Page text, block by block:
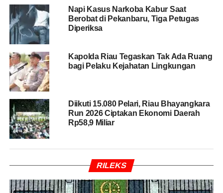
BACA JUGA
Dukung Efisiensi Energi Nasional,
Polda Riau Terapkan Skema Kerja Fleksibel Tanpa
Ganggu Layanan Publik
Adapun kelas yang dipertandingkan pada Dragbike
Policing Sessions VIII meliputi:
1. Bebek 2 Tak 120 cc
2. Bebek 4 Tak Campuran
3. Matic 130 cc STD (MP7)
4. Matic 130 cc Tune Up
5. Matic FFA / Sunmori 200 cc
Napi Kasus Narkoba Kabur Saat
Berobat di Pekanbaru, Tiga Petugas
Diperiksa
Kapolda Riau Tegaskan Tak Ada Ruang
bagi Pelaku Kejahatan Lingkungan
Diikuti 15.080 Pelari, Riau Bhayangkara
Run 2026 Ciptakan Ekonomi Daerah
Rp58,9 Miliar
RILEKS